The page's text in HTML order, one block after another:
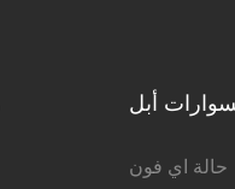
أبل
حالة اي فون